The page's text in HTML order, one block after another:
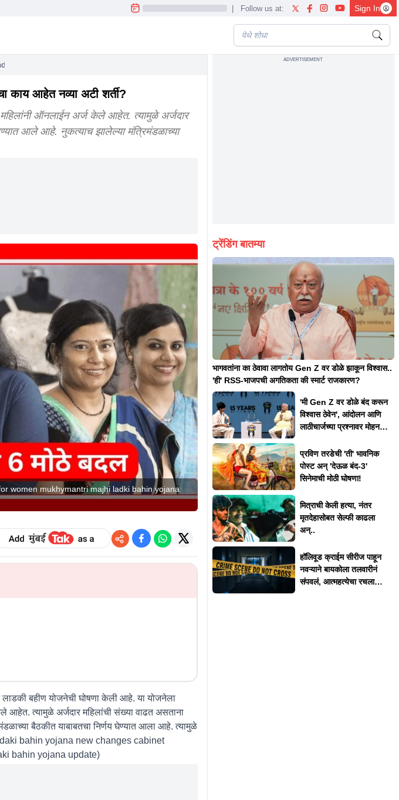
| Follow us at: Sign In
big relief for women mukhymantri majhi ladki bahin yojana update
आहेत नव्या अटी शर्ती?
ऑनलाईन अर्ज केले आहेत. त्यामुळे अर्जदार
आले आहे. नुकत्याच झालेल्या मंत्रिमंडळाच्या
women mukhymantri majhi ladki bahin yojana
बहीण योजनेची घोषणा केली आहे. या योजनेला
आहेत. त्यामुळे अर्जदार महिलांची संख्या वाढत असताना
बैठकीत याबाबतचा निर्णय घेण्यात आला आहे. त्यामुळे
bahin yojana new changes cabinet
bahin yojana update)
ADVERTISEMENT
ट्रेंडिंग बातम्या
भागवतांना का ठेवावा लागतोय Gen Z वर डोळे झाकून विश्वास..
'ही' RSS-भाजपची अगतिकता की स्मार्ट राजकारण?
'मी Gen Z वर डोळे बंद करून
विश्वास ठेवेन', आंदोलन आणि
लाठीचार्जच्या प्रश्नावर मोहन
प्रविण तरडेची 'ती' भावनिक
पोस्ट अन् 'देऊळ बंद-3'
सिनेमाची मोठी घोषणा!
मित्राची केली हत्या, नंतर
मृतदेहासोबत सेल्फी काढला
अन्..
हॉलिवूड क्राईम सीरीज पाहून
नवऱ्याने बायकोला तलवारीनं
संपवलं, आत्महत्येचा रचला